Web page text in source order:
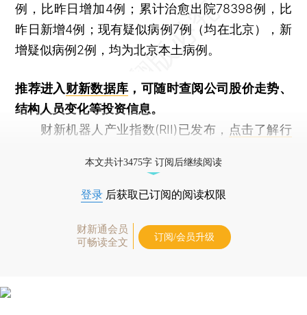
例，比昨日增加4例；累计治愈出院78398例，比
昨日新增4例；现有疑似病例7例（均在北京），新
增疑似病例2例，均为北京本土病例。
推荐进入财新数据库 ，可随时查阅公司股价走势、
结构人员变化等投资信息。
财新机器人产业指数(RII)已发布， 点击了解行
本文共计3475字 订阅后继续阅读
登录 后获取已订阅的阅读权限
财新通会员
可畅读全文
订阅/会员升级